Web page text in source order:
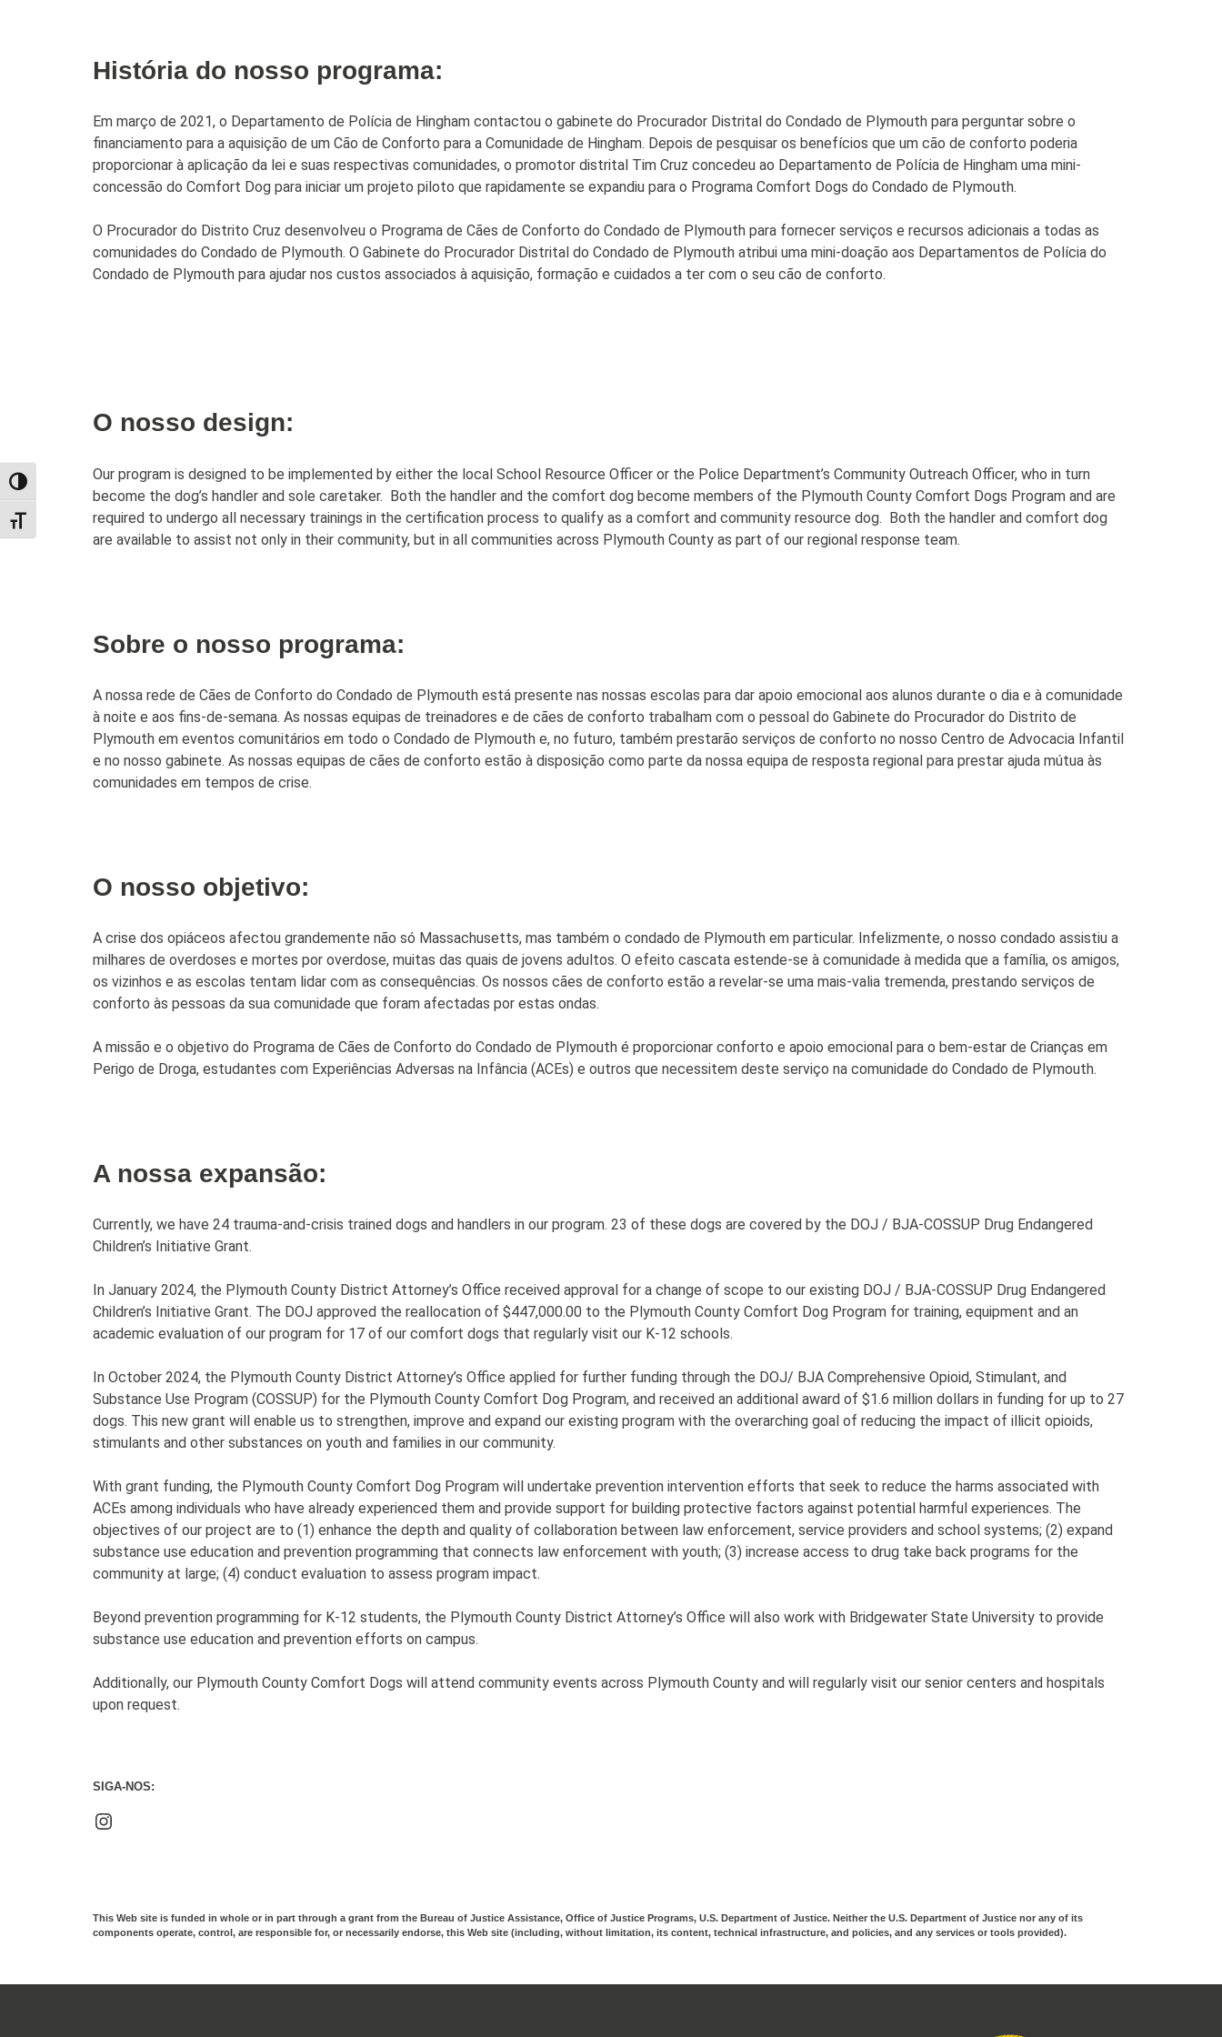
TOGGLE HIGH CONTRAST
TOGGLE FONT SIZE
História do nosso programa:
Em março de 2021, o Departamento de Polícia de Hingham contactou o gabinete do Procurador Distrital do Condado de Plymouth para perguntar sobre o
financiamento para a aquisição de um Cão de Conforto para a Comunidade de Hingham. Depois de pesquisar os benefícios que um cão de conforto poderia
proporcionar à aplicação da lei e suas respectivas comunidades, o promotor distrital Tim Cruz concedeu ao Departamento de Polícia de Hingham uma mini-
concessão do Comfort Dog para iniciar um projeto piloto que rapidamente se expandiu para o Programa Comfort Dogs do Condado de Plymouth.
O Procurador do Distrito Cruz desenvolveu o Programa de Cães de Conforto do Condado de Plymouth para fornecer serviços e recursos adicionais a todas as
comunidades do Condado de Plymouth. O Gabinete do Procurador Distrital do Condado de Plymouth atribui uma mini-doação aos Departamentos de Polícia do
Condado de Plymouth para ajudar nos custos associados à aquisição, formação e cuidados a ter com o seu cão de conforto.
O nosso design:
Our program is designed to be implemented by either the local School Resource Officer or the Police Department’s Community Outreach Officer, who in turn
become the dog’s handler and sole caretaker. Both the handler and the comfort dog become members of the Plymouth County Comfort Dogs Program and are
required to undergo all necessary trainings in the certification process to qualify as a comfort and community resource dog. Both the handler and comfort dog
are available to assist not only in their community, but in all communities across Plymouth County as part of our regional response team.
Sobre o nosso programa:
A nossa rede de Cães de Conforto do Condado de Plymouth está presente nas nossas escolas para dar apoio emocional aos alunos durante o dia e à comunidade
à noite e aos fins-de-semana. As nossas equipas de treinadores e de cães de conforto trabalham com o pessoal do Gabinete do Procurador do Distrito de
Plymouth em eventos comunitários em todo o Condado de Plymouth e, no futuro, também prestarão serviços de conforto no nosso Centro de Advocacia Infantil
e no nosso gabinete. As nossas equipas de cães de conforto estão à disposição como parte da nossa equipa de resposta regional para prestar ajuda mútua às
comunidades em tempos de crise.
O nosso objetivo:
A crise dos opiáceos afectou grandemente não só Massachusetts, mas também o condado de Plymouth em particular. Infelizmente, o nosso condado assistiu a
milhares de overdoses e mortes por overdose, muitas das quais de jovens adultos. O efeito cascata estende-se à comunidade à medida que a família, os amigos,
os vizinhos e as escolas tentam lidar com as consequências. Os nossos cães de conforto estão a revelar-se uma mais-valia tremenda, prestando serviços de
conforto às pessoas da sua comunidade que foram afectadas por estas ondas.
A missão e o objetivo do Programa de Cães de Conforto do Condado de Plymouth é proporcionar conforto e apoio emocional para o bem-estar de Crianças em
Perigo de Droga, estudantes com Experiências Adversas na Infância (ACEs) e outros que necessitem deste serviço na comunidade do Condado de Plymouth.
A nossa expansão:
Currently, we have 24 trauma-and-crisis trained dogs and handlers in our program. 23 of these dogs are covered by the DOJ / BJA-COSSUP Drug Endangered
Children’s Initiative Grant.
In January 2024, the Plymouth County District Attorney’s Office received approval for a change of scope to our existing DOJ / BJA-COSSUP Drug Endangered
Children’s Initiative Grant. The DOJ approved the reallocation of $447,000.00 to the Plymouth County Comfort Dog Program for training, equipment and an
academic evaluation of our program for 17 of our comfort dogs that regularly visit our K-12 schools.
In October 2024, the Plymouth County District Attorney’s Office applied for further funding through the DOJ/ BJA Comprehensive Opioid, Stimulant, and
Substance Use Program (COSSUP) for the Plymouth County Comfort Dog Program, and received an additional award of $1.6 million dollars in funding for up to 27
dogs. This new grant will enable us to strengthen, improve and expand our existing program with the overarching goal of reducing the impact of illicit opioids,
stimulants and other substances on youth and families in our community.
With grant funding, the Plymouth County Comfort Dog Program will undertake prevention intervention efforts that seek to reduce the harms associated with
ACEs among individuals who have already experienced them and provide support for building protective factors against potential harmful experiences. The
objectives of our project are to (1) enhance the depth and quality of collaboration between law enforcement, service providers and school systems; (2) expand
substance use education and prevention programming that connects law enforcement with youth; (3) increase access to drug take back programs for the
community at large; (4) conduct evaluation to assess program impact.
Beyond prevention programming for K-12 students, the Plymouth County District Attorney’s Office will also work with Bridgewater State University to provide
substance use education and prevention efforts on campus.
Additionally, our Plymouth County Comfort Dogs will attend community events across Plymouth County and will regularly visit our senior centers and hospitals
upon request.
SIGA-NOS:
Instagram
This Web site is funded in whole or in part through a grant from the Bureau of Justice Assistance, Office of Justice Programs, U.S. Department of Justice. Neither the U.S. Department of Justice nor any of its
components operate, control, are responsible for, or necessarily endorse, this Web site (including, without limitation, its content, technical infrastructure, and policies, and any services or tools provided).